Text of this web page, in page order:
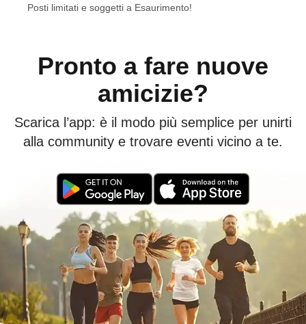
Posti limitati e soggetti a Esaurimento!
Pronto a fare nuove
amicizie?
Scarica l’app: è il modo più semplice per unirti
alla community e trovare eventi vicino a te.